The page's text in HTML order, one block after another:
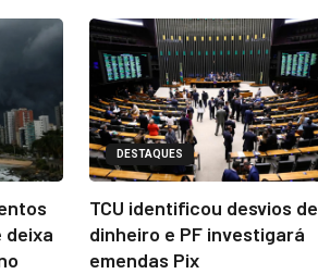
deixa
DESTAQUES
TCU identificou desvios de
dinheiro e PF investigará
emendas Pix